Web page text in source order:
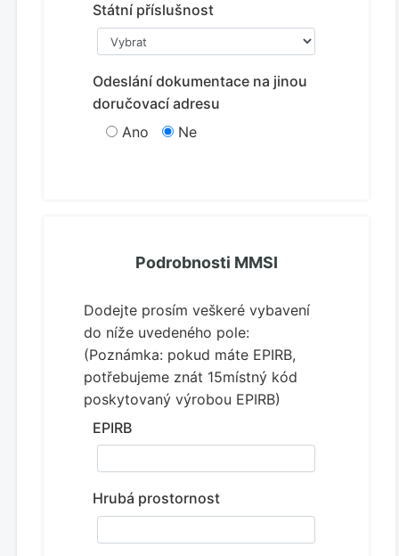
Státní příslušnost
Odeslání dokumentace na jinou
doručovací adresu
Ano
Ne
Podrobnosti MMSI
Dodejte prosím veškeré vybavení
do níže uvedeného pole:
(Poznámka: pokud máte EPIRB,
potřebujeme znát 15místný kód
poskytovaný výrobou EPIRB)
EPIRB
Hrubá prostornost